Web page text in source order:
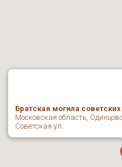
Братская могила
Московская область,
Советская ул.